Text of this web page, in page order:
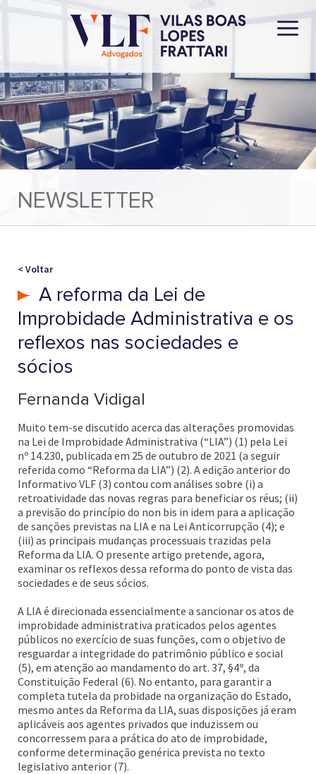
NEWSLETTER
< Voltar
A reforma da Lei de
Improbidade Administrativa e os
reflexos nas sociedades e
sócios
Fernanda Vidigal
Muito tem-se discutido acerca das alterações promovidas
na Lei de Improbidade Administrativa (“LIA”) (1) pela Lei
nº 14.230, publicada em 25 de outubro de 2021 (a seguir
referida como “Reforma da LIA”) (2). A edição anterior do
Informativo VLF (3) contou com análises sobre (i) a
retroatividade das novas regras para beneficiar os réus; (ii)
a previsão do princípio do non bis in idem para a aplicação
de sanções previstas na LIA e na Lei Anticorrupção (4); e
(iii) as principais mudanças processuais trazidas pela
Reforma da LIA. O presente artigo pretende, agora,
examinar os reflexos dessa reforma do ponto de vista das
sociedades e de seus sócios.
A LIA é direcionada essencialmente a sancionar os atos de
improbidade administrativa praticados pelos agentes
públicos no exercício de suas funções, com o objetivo de
resguardar a integridade do patrimônio público e social
(5), em atenção ao mandamento do art. 37, §4º, da
Constituição Federal (6). No entanto, para garantir a
completa tutela da probidade na organização do Estado,
mesmo antes da Reforma da LIA, suas disposições já eram
aplicáveis aos agentes privados que induzissem ou
concorressem para a prática do ato de improbidade,
conforme determinação genérica prevista no texto
legislativo anterior (7).